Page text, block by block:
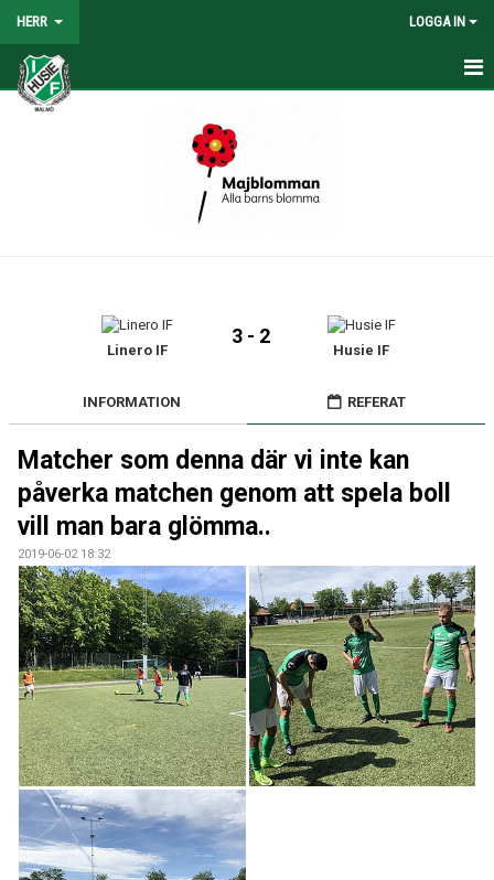
HERR LOGGA IN
HEM
BILDGALLERI
Linero IF
3 - 2
Husie IF
INFORMATION REFERAT
Matcher som denna där vi inte kan
påverka matchen genom att spela boll
vill man bara glömma..
2019-06-02 18:32